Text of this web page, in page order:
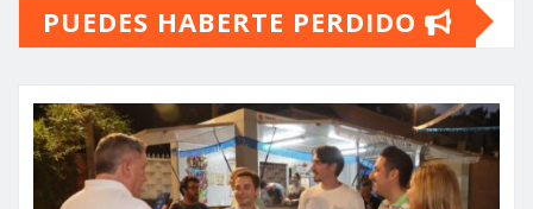
PUEDES HABERTE PERDIDO